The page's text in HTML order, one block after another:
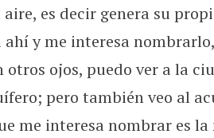
es decir genera su
ahí y me interesa
ojos, puedo ver a la
pero también veo al
me interesa nombrar es